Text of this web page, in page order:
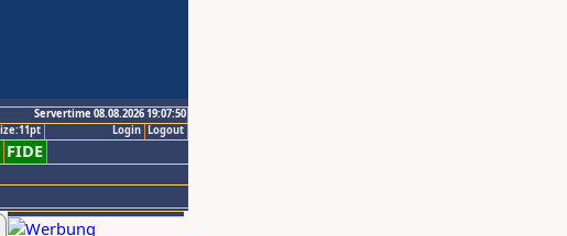
Servertime 08.08.2026 19:07:50
Logout
Login
FIDE